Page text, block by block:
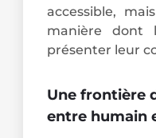
accessible,
manière dont
présenter leur
Une frontière
entre humain